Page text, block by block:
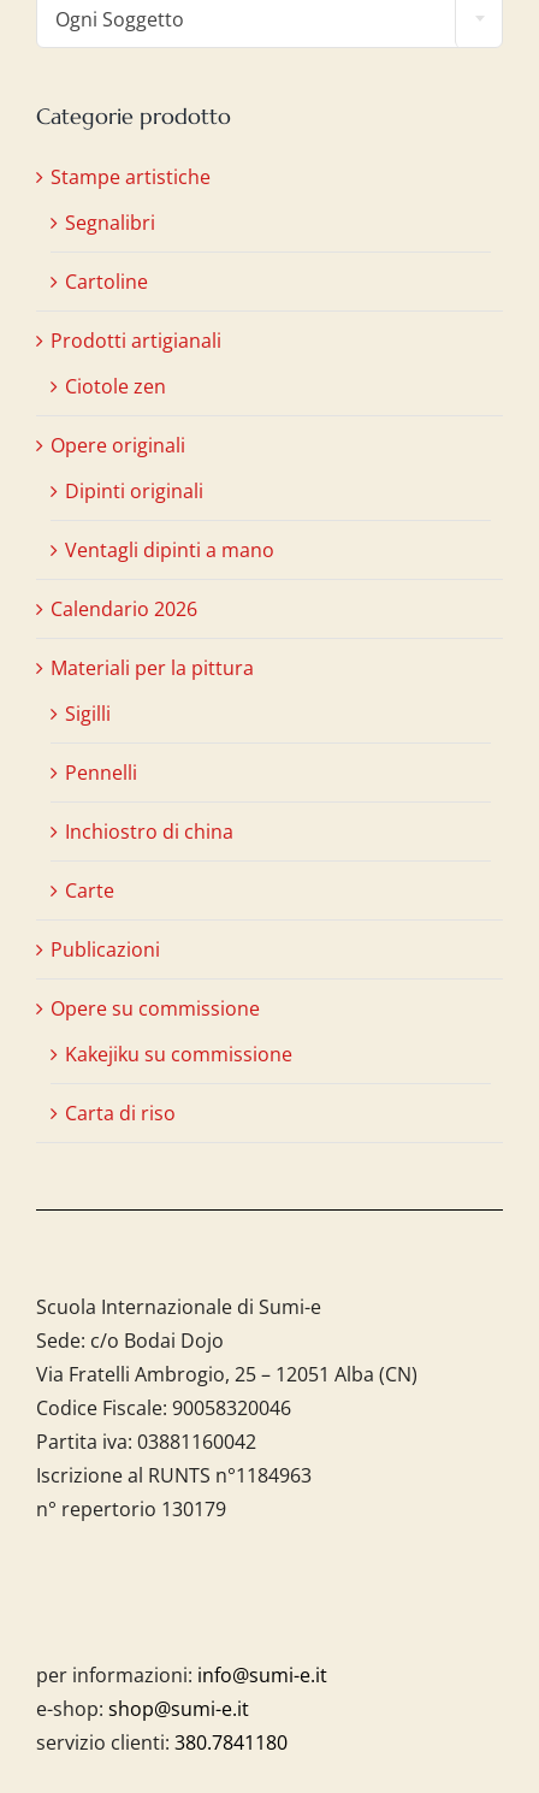
Ogni Soggetto
Categorie prodotto
Stampe artistiche
Segnalibri
Cartoline
Prodotti artigianali
Ciotole zen
Opere originali
Dipinti originali
Ventagli dipinti a mano
Calendario 2026
Materiali per la pittura
Sigilli
Pennelli
Inchiostro di china
Carte
Publicazioni
Opere su commissione
Kakejiku su commissione
Carta di riso
Scuola Internazionale di Sumi-e
Sede: c/o Bodai Dojo
Via Fratelli Ambrogio, 25 – 12051 Alba (CN)
Codice Fiscale: 90058320046
Partita iva: 03881160042
Iscrizione al RUNTS n°1184963
n° repertorio 130179
per informazioni: info@sumi-e.it
e-shop: shop@sumi-e.it
servizio clienti: 380.7841180